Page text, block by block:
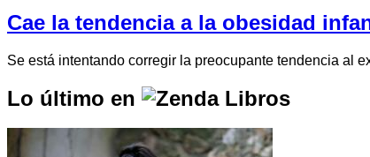
Cae la tendencia a la obesidad
Se está intentando corregir la preocupante tendencia al
Lo último en